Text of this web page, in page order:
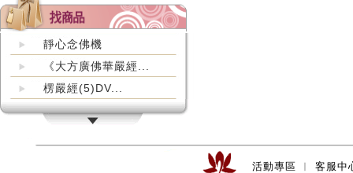
靜心念佛機
《大方廣佛華嚴經...
楞嚴經(5)DV...
活動專區 ︱ 客服中